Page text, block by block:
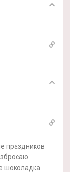
праздников
шоколадка